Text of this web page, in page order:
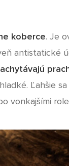
koberce. Je
antistatické
Ľahšie
vonkajšími